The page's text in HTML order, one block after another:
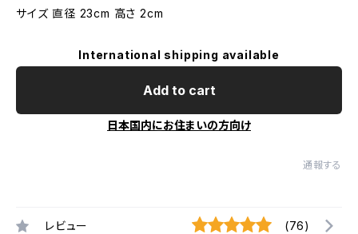
サイズ 直径 23cm 高さ 2cm
International shipping available
Add to cart
日本国内にお住まいの方向け
通報する
レビュー (76)